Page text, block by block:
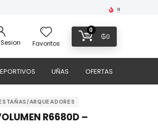
!!
Favoritos
0
₲0
UÑAS OFERTAS
ARQUEADORES
R6680D –